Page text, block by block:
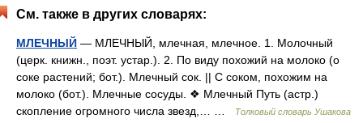
См. также в других словарях:
МЛЕЧНЫЙ — МЛЕЧНЫЙ, млечная, млечное. 1. Молочный
(церк. книжн., поэт. устар.). 2. По виду похожий на молоко (о
соке растений; бот.). Млечный сок. || С соком, похожим на
молоко (бот.). Млечные сосуды. ❖ Млечный Путь (астр.)
скопление огромного числа звезд,… …
Толковый словарь Ушакова